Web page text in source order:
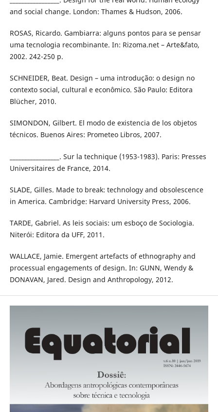
and social change. London: Thames & Hudson, 2006.
ROSAS, Ricardo. Gambiarra: alguns pontos para se pensar
uma tecnologia recombinante. In: Rizoma.net – Arte&fato,
2002. 242-250 p.
SCHNEIDER, Beat. Design – uma introdução: o design no
contexto social, cultural e econômico. São Paulo: Editora
Blücher, 2010.
SIMONDON, Gilbert. El modo de existencia de los objetos
técnicos. Buenos Aires: Prometeo Libros, 2007.
_________________. Sur la technique (1953-1983). Paris: Presses
Universitaires de France, 2014.
SLADE, Gilles. Made to break: technology and obsolescence
in America. Cambridge: Harvard University Press, 2006.
TARDE, Gabriel. As leis sociais: um esboço de Sociologia.
Niterói: Editora da UFF, 2011.
WALLACE, Jamie. Emergent artefacts of ethnography and
processual engagements of design. In: GUNN, Wendy &
DONAVAN, Jared. Design and Anthropology, 2012.